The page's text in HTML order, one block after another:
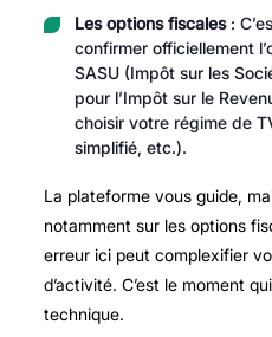
Les options fiscales:
confirmer officiellement
SASU (Impôt sur les
pour l’Impôt sur le
choisir votre régime de
simplifié, etc.).
La plateforme vous guide,
notamment sur les options
erreur ici peut complexifier
d’activité. C’est le moment
technique.